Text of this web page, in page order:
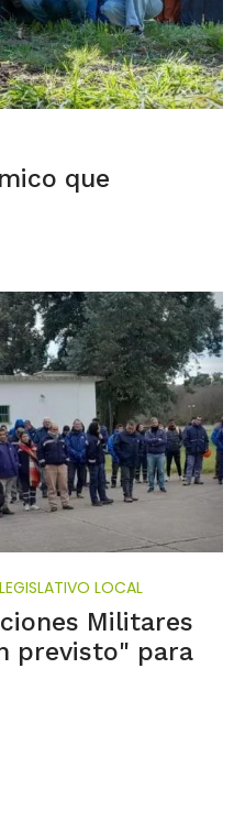
que
LOCAL
Militares
previsto" para